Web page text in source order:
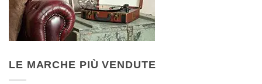
LE MARCHE PIÙ VENDUTE